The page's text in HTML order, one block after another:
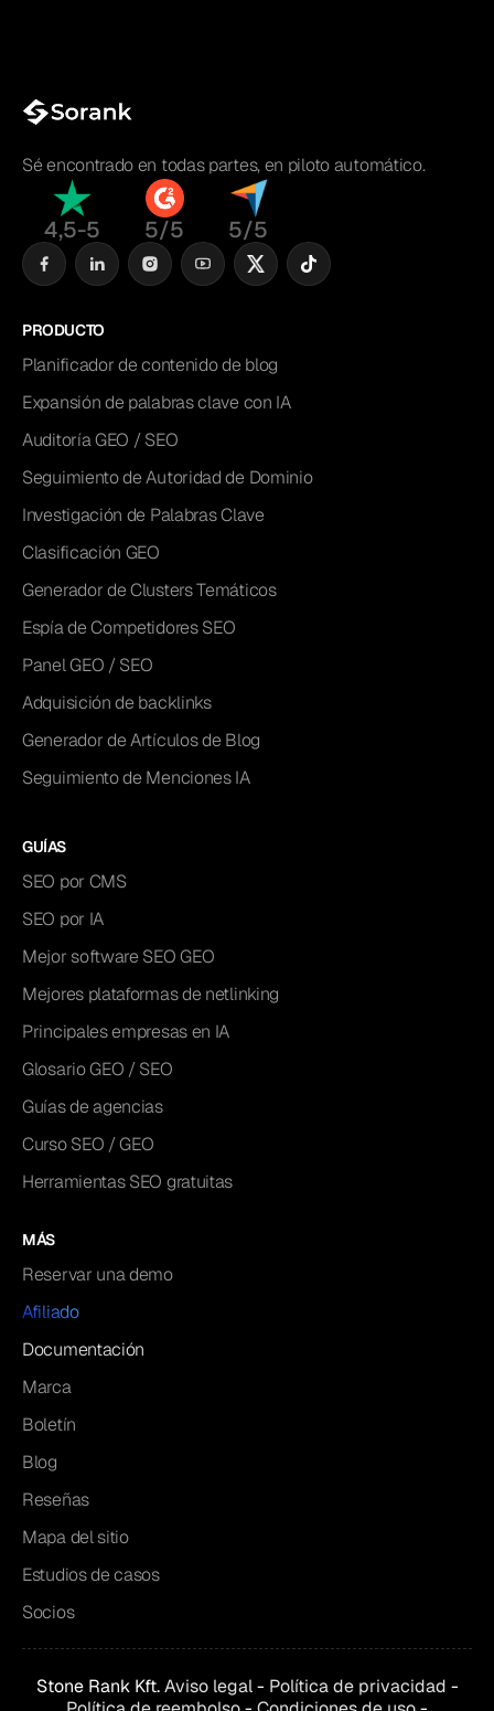
Sé encontrado en todas partes, en piloto automático.
4,5-5 5/5 5/5
PRODUCTO
Planificador de contenido de blog
Expansión de palabras clave con IA
Auditoría GEO / SEO
Seguimiento de Autoridad de Dominio
Investigación de Palabras Clave
Clasificación GEO
Generador de Clusters Temáticos
Espía de Competidores SEO
Panel GEO / SEO
Adquisición de backlinks
Generador de Artículos de Blog
Seguimiento de Menciones IA
GUÍAS
SEO por CMS
SEO por IA
Mejor software SEO GEO
Mejores plataformas de netlinking
Principales empresas en IA
Glosario GEO / SEO
Guías de agencias
Curso SEO / GEO
Herramientas SEO gratuitas
MÁS
Reservar una demo
Afiliado
Documentación
Marca
Boletín
Blog
Reseñas
Mapa del sitio
Estudios de casos
Socios
Stone Rank Kft.Aviso legal- Política de privacidad -